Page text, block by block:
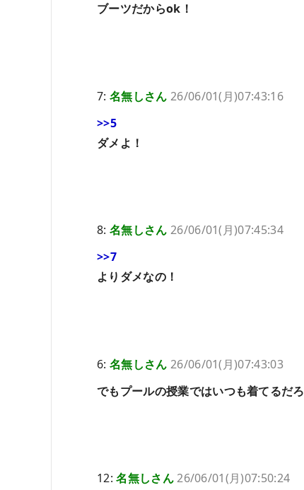
ブーツだからok！
7: 名無しさん 26/06/01(月)07:43:16
>>5
ダメよ！
8: 名無しさん 26/06/01(月)07:45:34
>>7
よりダメなの！
6: 名無しさん 26/06/01(月)07:43:03
でもプールの授業ではいつも着てるだろ
12:名無しさん26/06/01(月)07:50:24